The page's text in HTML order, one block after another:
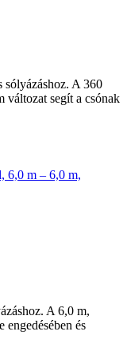
sólyázáshoz. A 360
változat segít a csónak
A 6,0 m,
engedésében és